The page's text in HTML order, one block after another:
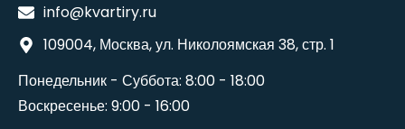
info@kvartiry.ru
109004, Москва, ул. Николоямская 38, стр. 1
Понедельник - Суббота: 8:00 - 18:00
Воскресенье: 9:00 - 16:00